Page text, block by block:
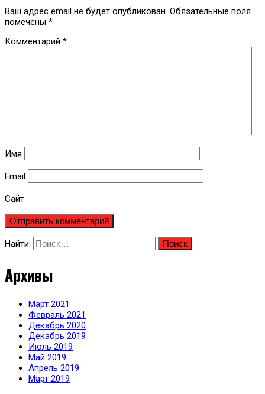
Ваш адрес email не будет опубликован. Обязательные поля
помечены *
Комментарий *
Имя
Email
Сайт
Найти:
Архивы
Март 2021
Февраль 2021
Декабрь 2020
Декабрь 2019
Июль 2019
Май 2019
Апрель 2019
Март 2019